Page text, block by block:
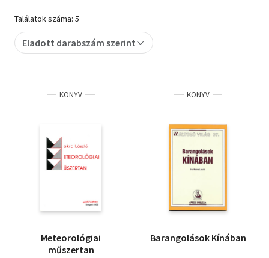
Művészet
Szakkönyv
Tankönyv, segédkönyv
Természettudomány
Találatok száma: 5
Eladott darabszám szerint
KÖNYV
Meteorológiai
műszertan
KÖNYV
Barangolások Kínában